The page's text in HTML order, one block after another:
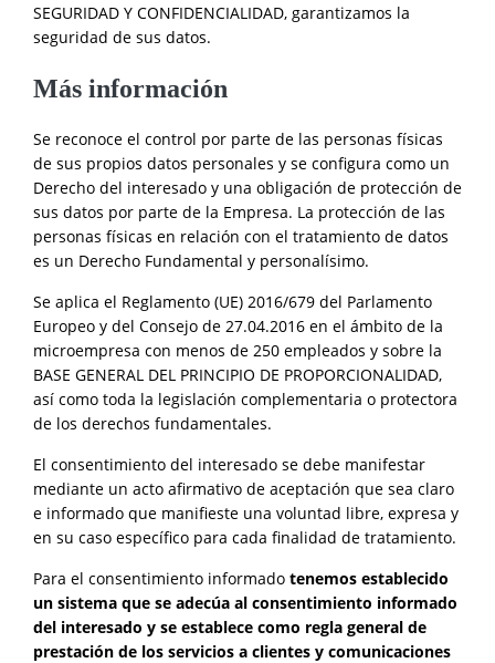
SEGURIDAD Y CONFIDENCIALIDAD, garantizamos la
seguridad de sus datos.
Más información
Se reconoce el control por parte de las personas físicas
de sus propios datos personales y se configura como un
Derecho del interesado y una obligación de protección de
sus datos por parte de la Empresa. La protección de las
personas físicas en relación con el tratamiento de datos
es un Derecho Fundamental y personalísimo.
Se aplica el Reglamento (UE) 2016/679 del Parlamento
Europeo y del Consejo de 27.04.2016 en el ámbito de la
microempresa con menos de 250 empleados y sobre la
BASE GENERAL DEL PRINCIPIO DE PROPORCIONALIDAD,
así como toda la legislación complementaria o protectora
de los derechos fundamentales.
El consentimiento del interesado se debe manifestar
mediante un acto afirmativo de aceptación que sea claro
e informado que manifieste una voluntad libre, expresa y
en su caso específico para cada finalidad de tratamiento.
Para el consentimiento informado tenemos establecido
un sistema que se adecúa al consentimiento informado
del interesado y se establece como regla general de
prestación de los servicios a clientes y comunicaciones